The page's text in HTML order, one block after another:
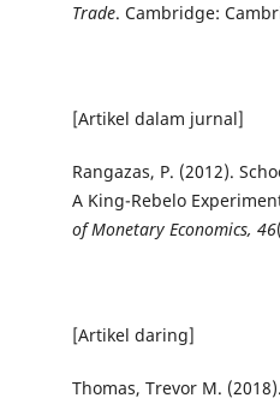
Trade. Cambridge:
[Artikel dalam jurnal]
Rangazas, P. (2012).
A King-Rebelo
of Monetary Economics, 46
[Artikel daring]
Thomas, Trevor M.